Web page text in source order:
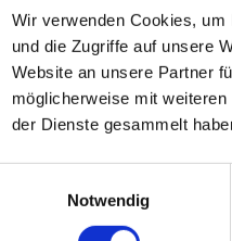
Wir verwenden Cookies,
und die Zugriffe auf unsere
Website an unsere Partner
möglicherweise mit
der Dienste gesammelt
Notwendig
Über uns